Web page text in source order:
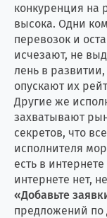
конкуренция на
высока. Одни
перевозок и
исчезают, не
лень в
опускают их
Другие же
захватывают
секретов, что
исполнителя
есть в
интернете нет,
«Добавьте
предложений по